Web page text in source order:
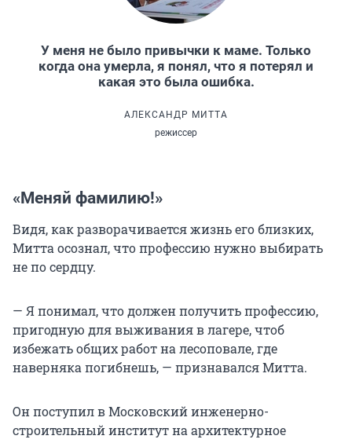
У меня не было привычки к маме. Только
когда она умерла, я понял, что я потерял и
какая это была ошибка.
АЛЕКСАНДР МИТТА
режиссер
«Меняй фамилию!»
Видя, как разворачивается жизнь его близких,
Митта осознал, что профессию нужно выбирать
не по сердцу.
— Я понимал, что должен получить профессию,
пригодную для выживания в лагере, чтоб
избежать общих работ на лесоповале, где
наверняка погибнешь, — признавался Митта.
Он поступил в Московский инженерно-
строительный институт на архитектурное